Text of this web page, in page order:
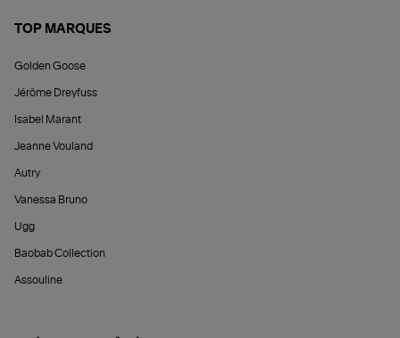
TOP MARQUES
Golden Goose
Jérôme Dreyfuss
Isabel Marant
Jeanne Vouland
Autry
Vanessa Bruno
Ugg
Baobab Collection
Assouline